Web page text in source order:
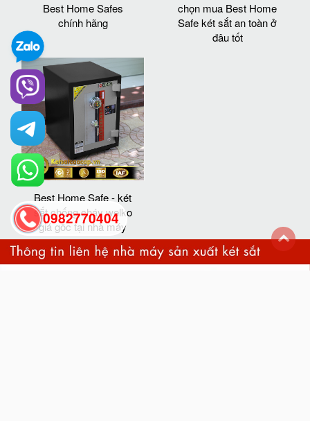
Best Home Safes
chính hãng
chọn mua Best Home
Safe két sắt an toàn ở
đâu tốt
Best Home Safe - két
sắt chống cháy welko
giá gốc tại nhà máy
0982770404
back